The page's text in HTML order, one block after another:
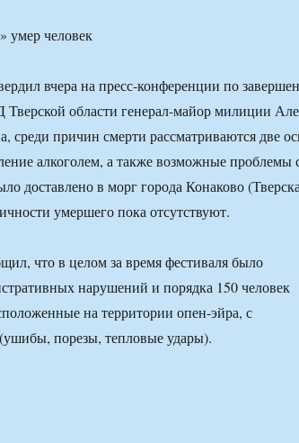
вчера на пресс-конференции по
области генерал-майор милиции
среди причин смерти рассматриваются две
алкоголем, а также возможные проблемы
доставлено в морг города Конаково
умершего пока отсутствуют.
что в целом за время фестиваля было
нарушений и порядка 150 человек
на территории опен-эйра, с
порезы, тепловые удары).